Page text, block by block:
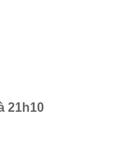
21h10